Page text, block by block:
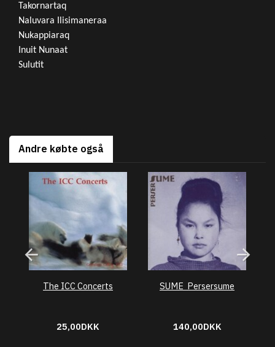
Takornartaq
Naluvara Ilisimaneraa
Nukappiaraq
Inuit Nunaat
Sulutit
Andre købte også
The ICC Concerts
25,00DKK
SUME  Persersume
140,00DKK